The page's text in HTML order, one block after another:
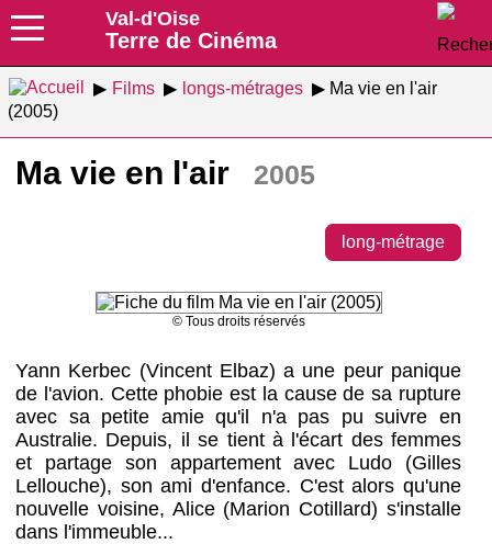
Val-d'Oise
Terre de Cinéma
Films longs-métrages
Ma vie en l'air
(2005)
Ma vie en l'air 2005
long-métrage
© Tous droits réservés
Yann Kerbec (Vincent Elbaz) a une peur panique
de l'avion. Cette phobie est la cause de sa rupture
avec sa petite amie qu'il n'a pas pu suivre en
Australie. Depuis, il se tient à l'écart des femmes
et partage son appartement avec Ludo (Gilles
Lellouche), son ami d'enfance. C'est alors qu'une
nouvelle voisine, Alice (Marion Cotillard) s'installe
dans l'immeuble...